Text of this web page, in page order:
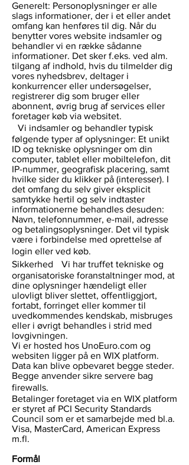
Generelt: Personoplysninger er alle
slags informationer, der i et eller andet
omfang kan henføres til dig. Når du
benytter vores website indsamler og
behandler vi en række sådanne
informationer. Det sker f.eks. ved alm.
tilgang af indhold, hvis du tilmelder dig
vores nyhedsbrev, deltager i
konkurrencer eller undersøgelser,
registrerer dig som bruger eller
abonnent, øvrig brug af services eller
foretager køb via websitet.
Vi indsamler og behandler typisk
følgende typer af oplysninger: Et unikt
ID og tekniske oplysninger om din
computer, tablet eller mobiltelefon, dit
IP-nummer, geografisk placering, samt
hvilke sider du klikker på (interesser). I
det omfang du selv giver eksplicit
samtykke hertil og selv indtaster
informationerne behandles desuden:
Navn, telefonnummer, e-mail, adresse
og betalingsoplysninger. Det vil typisk
være i forbindelse med oprettelse af
login eller ved køb.
Sikkerhed Vi har truffet tekniske og
organisatoriske foranstaltninger mod, at
dine oplysninger hændeligt eller
ulovligt bliver slettet, offentliggjort,
fortabt, forringet eller kommer til
uvedkommendes kendskab, misbruges
eller i øvrigt behandles i strid med
lovgivningen.
Vi er hosted hos UnoEuro.com og
websiten ligger på en WIX platform.
Data kan blive opbevaret begge steder.
Begge anvender sikre servere bag
firewalls.
Betalinger foretaget via en WIX platform
er styret af PCI Security Standards
Council som er et samarbejde med bl.a.
Visa, MasterCard, American Express
m.fl.
Formål